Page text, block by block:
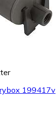
199417v